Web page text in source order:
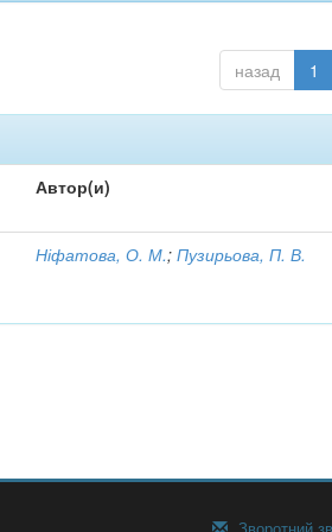
назад 1
Автор(и)
Ніфатова, О. М.;Пузирьова, П. В.